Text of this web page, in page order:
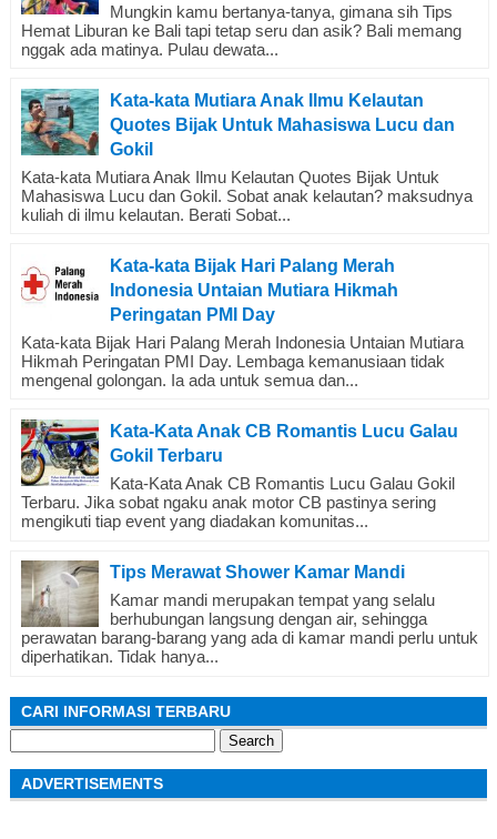
Mungkin kamu bertanya-tanya, gimana sih Tips
Hemat Liburan ke Bali tapi tetap seru dan asik? Bali memang
nggak ada matinya. Pulau dewata...
Kata-kata Mutiara Anak Ilmu Kelautan
Quotes Bijak Untuk Mahasiswa Lucu dan
Gokil
Kata-kata Mutiara Anak Ilmu Kelautan Quotes Bijak Untuk
Mahasiswa Lucu dan Gokil. Sobat anak kelautan? maksudnya
kuliah di ilmu kelautan. Berati Sobat...
Kata-kata Bijak Hari Palang Merah
Indonesia Untaian Mutiara Hikmah
Peringatan PMI Day
Kata-kata Bijak Hari Palang Merah Indonesia Untaian Mutiara
Hikmah Peringatan PMI Day. Lembaga kemanusiaan tidak
mengenal golongan. Ia ada untuk semua dan...
Kata-Kata Anak CB Romantis Lucu Galau
Gokil Terbaru
Kata-Kata Anak CB Romantis Lucu Galau Gokil
Terbaru. Jika sobat ngaku anak motor CB pastinya sering
mengikuti tiap event yang diadakan komunitas...
Tips Merawat Shower Kamar Mandi
Kamar mandi merupakan tempat yang selalu
berhubungan langsung dengan air, sehingga
perawatan barang-barang yang ada di kamar mandi perlu untuk
diperhatikan. Tidak hanya...
CARI INFORMASI TERBARU
for:
ADVERTISEMENTS